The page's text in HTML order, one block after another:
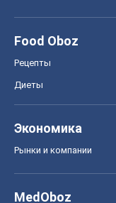
Food Oboz
Рецепты
Диеты
Экономика
Рынки и компании
MedOboz